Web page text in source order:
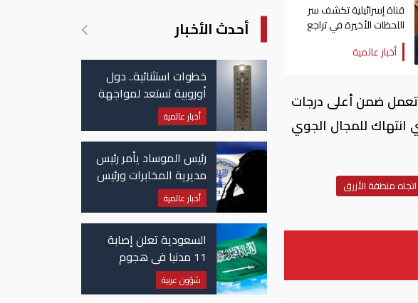
قناة إسرائيلية تكشف سر
اللحظات الأخيرة في تراجع
ترامب عن هجومه على
إيران
أخبار عالمية
تعمل ضمن أعلى درجات
انتهاك للمجال الجوي
اتجاه منطقة الأزرق
أحدث الأخبار
خطوات استثنائية.. دول
أوروبية تستعد لمواجهة
موجة حر غير مسبوقة
أخبار عالمية
رئيس الموساد يأمر رئيس
مديرية المخابرات ورئيس
قسم إيران بالاستقالة
أخبار عالمية
السعودية تعلن إصابة
11 مدنيا في هجوم
حوثي على نجران
شؤون عربية